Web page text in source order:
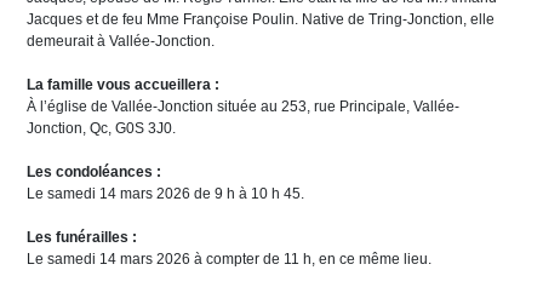
Jacques et de feu Mme Françoise Poulin. Native de Tring-Jonction, elle
demeurait à Vallée-Jonction.
La famille vous accueillera :
À l’église de Vallée-Jonction située au 253, rue Principale, Vallée-
Jonction, Qc, G0S 3J0.
Les condoléances :
Le samedi 14 mars 2026 de 9 h à 10 h 45.
Les funérailles :
Le samedi 14 mars 2026 à compter de 11 h, en ce même lieu.